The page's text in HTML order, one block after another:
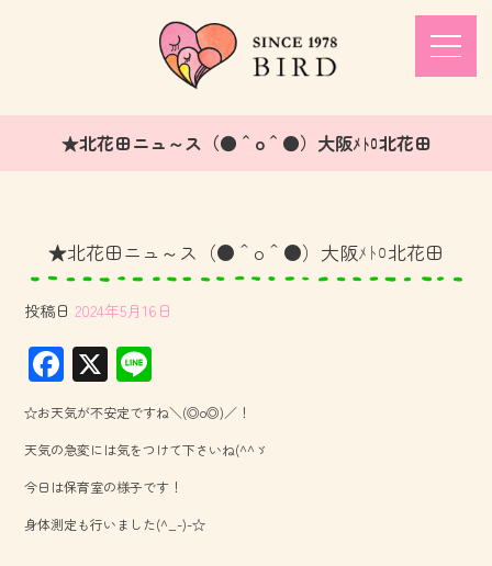
★北花田ニュ～ス（●＾o＾●）大阪ﾒﾄﾛ北花田
★北花田ニュ～ス（●＾o＾●）大阪ﾒﾄﾛ北花田
投稿日 2024年5月16日
F
ac
e
b
o
ok
X
ne
☆お天気が不安定ですね＼(◎o◎)／！
天気の急変には気をつけて下さいね(^^ゞ
今日は保育室の様子です！
身体測定も行いました(^_-)-☆